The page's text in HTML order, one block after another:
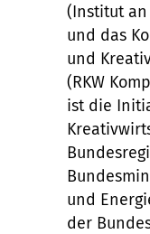
(Institut an
und das
und
(RKW
ist die
und
der